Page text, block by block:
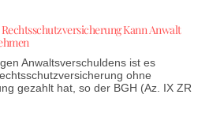
Kann Anwalt
Anwaltsverschuldens ist es
ohne
gezahlt hat, so der BGH (Az. IX ZR